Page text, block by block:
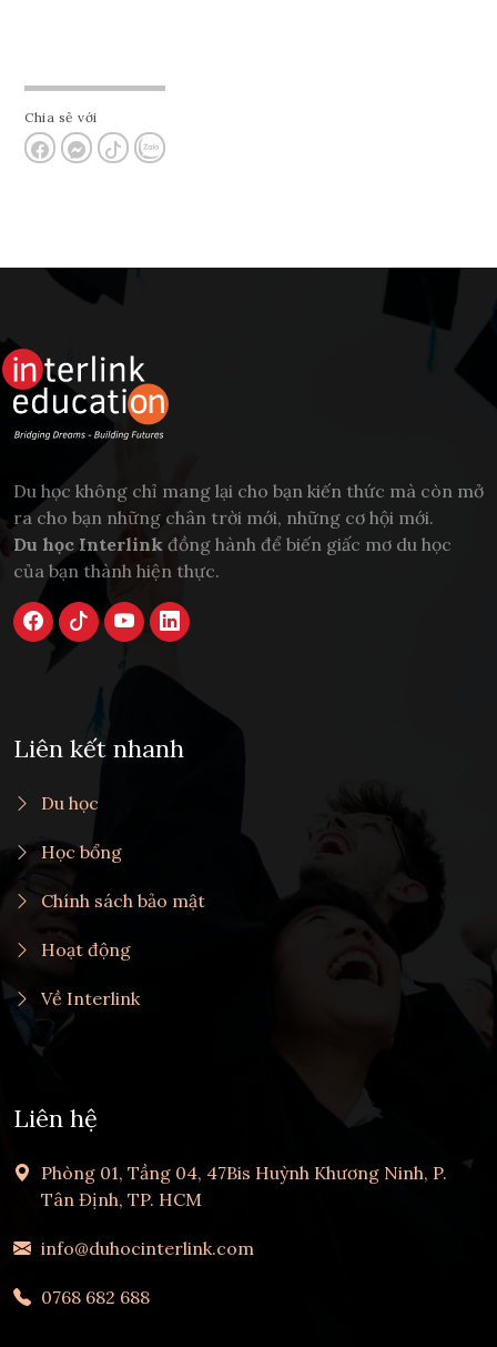
Chia sẻ với
Du học không chỉ mang lại cho bạn kiến thức mà còn mở
ra cho bạn những chân trời mới, những cơ hội mới.
Du học Interlink đồng hành để biến giấc mơ du học
của bạn thành hiện thực.
Liên kết nhanh
Du học
Học bổng
Chính sách bảo mật
Hoạt động
Về Interlink
Liên hệ
Phòng 01, Tầng 04, 47Bis Huỳnh Khương Ninh, P.
Tân Định, TP. HCM
info@duhocinterlink.com
0768 682 688